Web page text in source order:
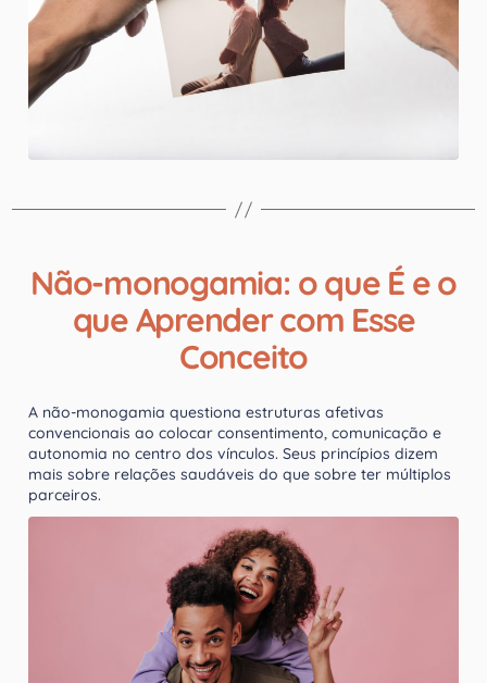
Não-monogamia: o que É e o
que Aprender com Esse
Conceito
A não-monogamia questiona estruturas afetivas
convencionais ao colocar consentimento, comunicação e
autonomia no centro dos vínculos. Seus princípios dizem
mais sobre relações saudáveis do que sobre ter múltiplos
parceiros.